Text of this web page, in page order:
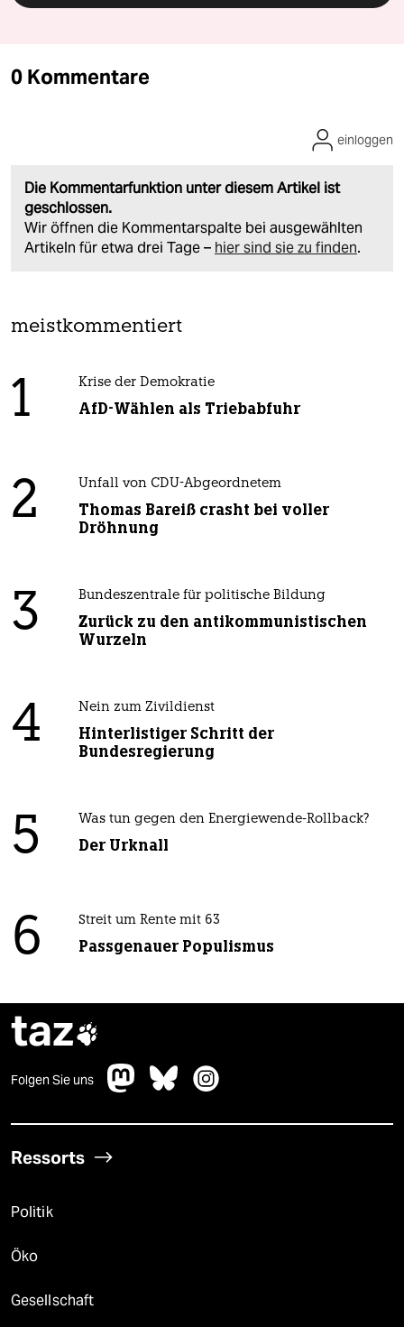
0 Kommentare
Die Kommentarfunktion unter diesem Artikel ist
geschlossen.
Wir öffnen die Kommentarspalte bei ausgewählten
Artikeln für etwa drei Tage – hier sind sie zu finden.
einloggen
meistkommentiert
1 Krise der Demokratie
AfD-Wählen als Triebabfuhr
2 Unfall von CDU-Abgeordnetem
Thomas Bareiß crasht bei voller
Dröhnung
3 Bundeszentrale für politische Bildung
Zurück zu den antikommunistischen
Wurzeln
4 Nein zum Zivildienst
Hinterlistiger Schritt der
Bundesregierung
5 Was tun gegen den Energiewende-Rollback?
Der Urknall
6 Streit um Rente mit 63
Passgenauer Populismus
taz
Folgen Sie uns
Ressorts
Politik
Öko
Gesellschaft